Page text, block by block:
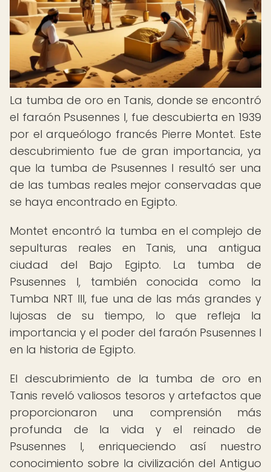
La tumba de oro en Tanis, donde se encontró
el faraón Psusennes I, fue descubierta en 1939
por el arqueólogo francés Pierre Montet. Este
descubrimiento fue de gran importancia, ya
que la tumba de Psusennes I resultó ser una
de las tumbas reales mejor conservadas que
se haya encontrado en Egipto.
Montet encontró la tumba en el complejo de
sepulturas reales en Tanis, una antigua
ciudad del Bajo Egipto. La tumba de
Psusennes I, también conocida como la
Tumba NRT III, fue una de las más grandes y
lujosas de su tiempo, lo que refleja la
importancia y el poder del faraón Psusennes I
en la historia de Egipto.
El descubrimiento de la tumba de oro en
Tanis reveló valiosos tesoros y artefactos que
proporcionaron una comprensión más
profunda de la vida y el reinado de
Psusennes I, enriqueciendo así nuestro
conocimiento sobre la civilización del Antiguo